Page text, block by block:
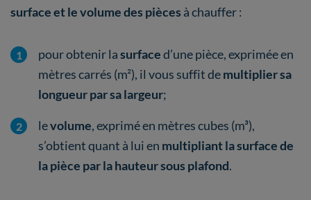
surface et le volume des pièces à chauffer :
pour obtenir lasurfaced’une pièce, exprimée en
mètres carrés (m²), il vous suffit demultiplier sa
longueur par sa largeur;
levolume, exprimé en mètres cubes (m³),
s’obtient quant à lui en multipliant la surface de
la pièce par la hauteur sous plafond.